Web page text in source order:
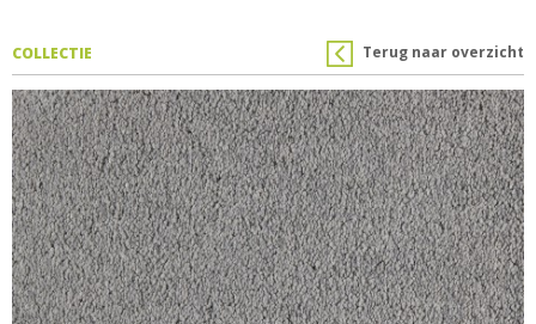
Terug naar overzicht
COLLECTIE